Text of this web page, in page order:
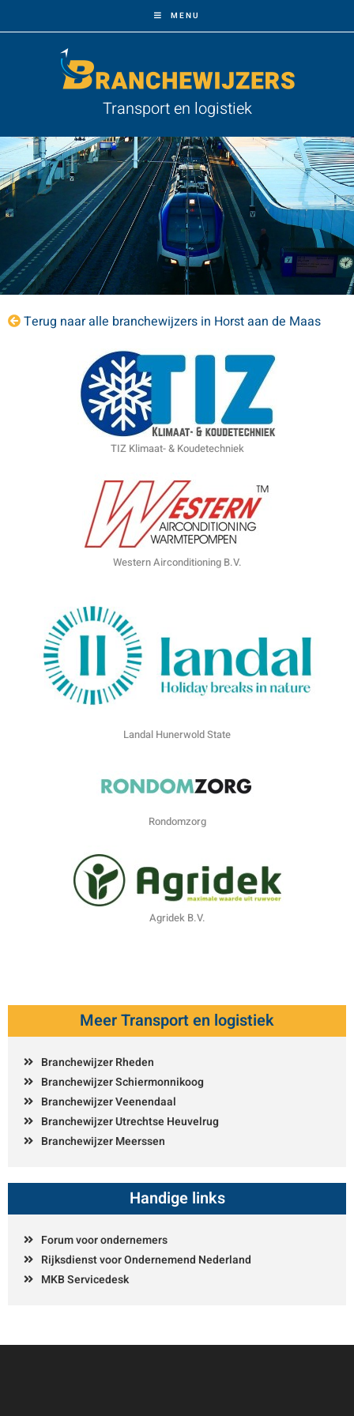
MENU
Transport en logistiek
Terug naar alle branchewijzers in Horst aan de Maas
TIZ Klimaat- & Koudetechniek
Western Airconditioning B.V.
Landal Hunerwold State
Rondomzorg
Agridek B.V.
Meer Transport en logistiek
Branchewijzer Rheden
Branchewijzer Schiermonnikoog
Branchewijzer Veenendaal
Branchewijzer Utrechtse Heuvelrug
Branchewijzer Meerssen
Handige links
Forum voor ondernemers
Rijksdienst voor Ondernemend Nederland
MKB Servicedesk